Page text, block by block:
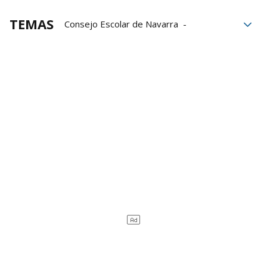
TEMAS
Consejo Escolar de Navarra